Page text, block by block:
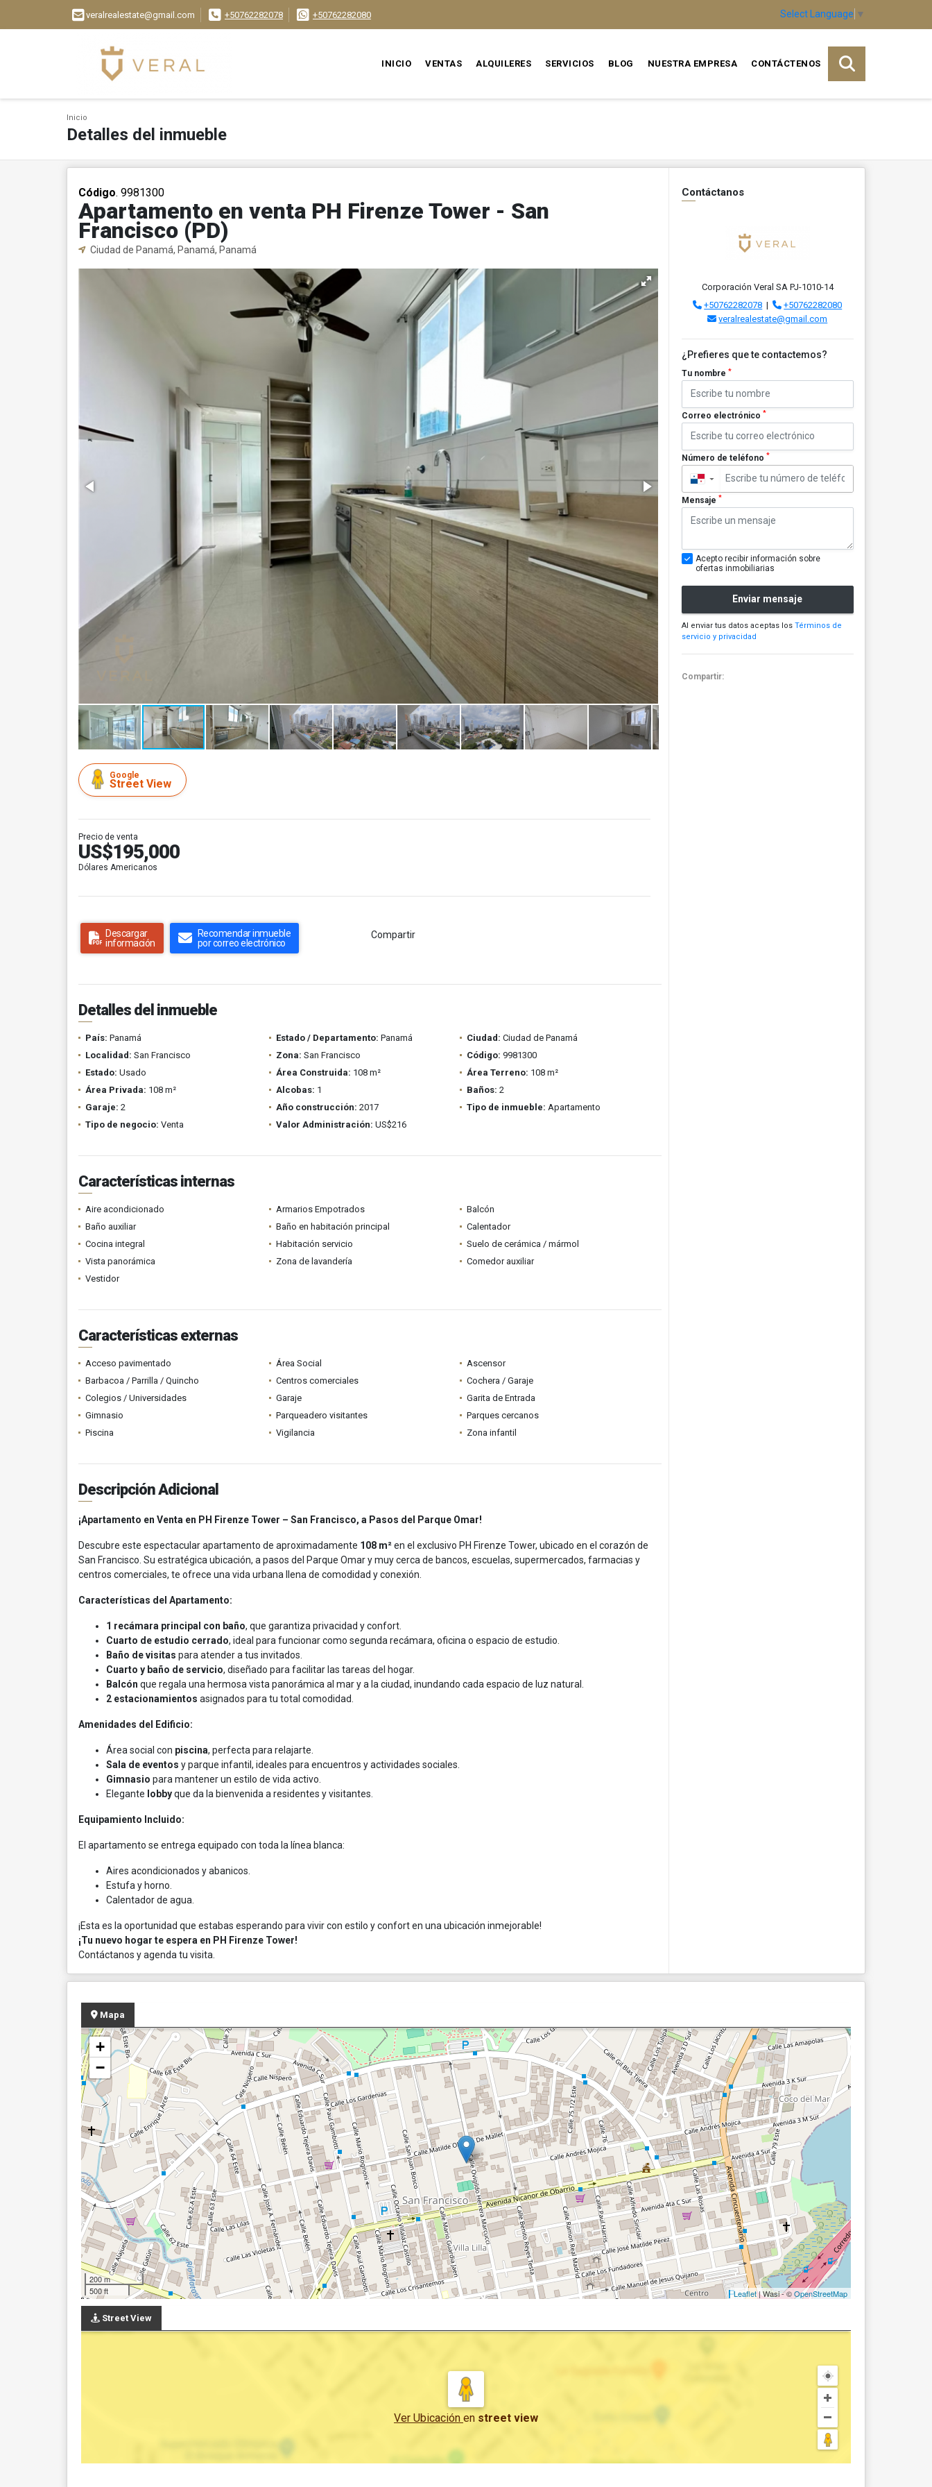
veralrealestate@gmail.com +50762282078 +50762282080 Select Language ▼
INICIO VENTAS ALQUILERES SERVICIOS BLOG NUESTRA EMPRESA CONTÁCTENOS
Inicio
Detalles del inmueble
Código. 9981300
Apartamento en venta PH Firenze Tower - San
Francisco (PD)
Ciudad de Panamá, Panamá, Panamá
Google
Street View
Precio de venta
US$195,000
Dólares Americanos
Descargar
información
Recomendar inmueble
por correo electrónico
Compartir
Detalles del inmueble
País: Panamá Estado / Departamento: Panamá Ciudad: Ciudad de Panamá
Localidad: San Francisco Zona: San Francisco Código: 9981300
Estado: Usado Área Construida: 108 m² Área Terreno: 108 m²
Área Privada: 108 m² Alcobas: 1 Baños: 2
Garaje: 2 Año construcción: 2017 Tipo de inmueble: Apartamento
Tipo de negocio: Venta Valor Administración: US$216
Características internas
Aire acondicionado Armarios Empotrados
Balcón
Baño auxiliar
Baño en habitación principal
Calentador
Cocina integral
Habitación servicio
Suelo de cerámica / mármol
Vista panorámica
Zona de lavandería
Comedor auxiliar
Vestidor
Características externas
Acceso pavimentado Área Social
Ascensor
Barbacoa / Parrilla / Quincho
Centros comerciales
Cochera / Garaje
Colegios / Universidades
Garaje
Garita de Entrada
Gimnasio
Parqueadero visitantes
Parques cercanos
Piscina
Vigilancia Zona infantil
Descripción Adicional
¡Apartamento en Venta en PH Firenze Tower – San Francisco, a Pasos del Parque Omar!
Descubre este espectacular apartamento de aproximadamente 108 m²en el exclusivo PH Firenze Tower, ubicado en el corazón de
San Francisco. Su estratégica ubicación, a pasos del Parque Omar y muy cerca de bancos, escuelas, supermercados, farmacias y
centros comerciales, te ofrece una vida urbana llena de comodidad y conexión.
Características del Apartamento:
1 recámara principal con baño, que garantiza privacidad y confort.
Cuarto de estudio cerrado, ideal para funcionar como segunda recámara, oficina o espacio de estudio.
Baño de visitas para atender a tus invitados.
Cuarto y baño de servicio, diseñado para facilitar las tareas del hogar.
Balcón que regala una hermosa vista panorámica al mar y a la ciudad, inundando cada espacio de luz natural.
2 estacionamientos asignados para tu total comodidad.
Amenidades del Edificio:
Área social con piscina, perfecta para relajarte.
Sala de eventos y parque infantil, ideales para encuentros y actividades sociales.
Gimnasio para mantener un estilo de vida activo.
Elegante lobbyque da la bienvenida a residentes y visitantes.
Equipamiento Incluido:
El apartamento se entrega equipado con toda la línea blanca:
Aires acondicionados y abanicos.
Estufa y horno.
Calentador de agua.
¡Esta es la oportunidad que estabas esperando para vivir con estilo y confort en una ubicación inmejorable!
¡Tu nuevo hogar te espera en PH Firenze Tower!
Contáctanos y agenda tu visita.
Contáctanos
Corporación Veral SA PJ-1010-14
+50762282078 |
+50762282080
veralrealestate@gmail.com
¿Prefieres que te contactemos?
Tu nombre *
Correo electrónico *
Número de teléfono *
▼
Mensaje *
Acepto recibir información sobre
ofertas inmobiliarias
Enviar mensaje
Al enviar tus datos aceptas los Términos de
servicio y privacidad
Compartir:
Mapa
+
−
200 m
500 ft
Leaflet| Wasi - ©OpenStreetMap
Street View
Ver Ubicación en street view